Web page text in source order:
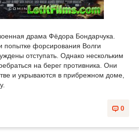
драма Фёдора Бондарчука.
попытке форсирования Волги
отступать. Однако нескольким
на берег противника. Они
и укрываются в прибрежном доме,
0